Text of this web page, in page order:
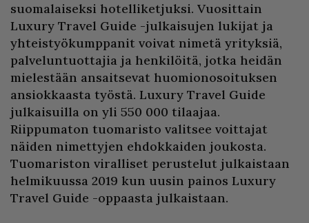
suomalaiseksi hotelliketjuksi. Vuosittain
Luxury Travel Guide -julkaisujen lukijat ja
yhteistyökumppanit voivat nimetä yrityksiä,
palveluntuottajia ja henkilöitä, jotka heidän
mielestään ansaitsevat huomionosoituksen
ansiokkaasta työstä. Luxury Travel Guide
julkaisuilla on yli 550 000 tilaajaa.
Riippumaton tuomaristo valitsee voittajat
näiden nimettyjen ehdokkaiden joukosta.
Tuomariston viralliset perustelut julkaistaan
helmikuussa 2019 kun uusin painos Luxury
Travel Guide -oppaasta julkaistaan.